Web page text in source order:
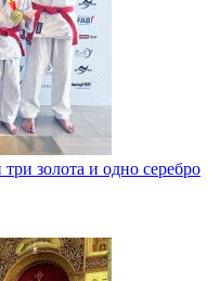
золота и одно серебро